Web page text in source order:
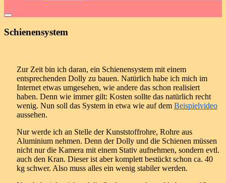
Schienensystem
Zur Zeit bin ich daran, ein Schienensystem mit einem
entsprechenden Dolly zu bauen. Natürlich habe ich mich im
Internet etwas umgesehen, wie andere das schon realisiert
haben. Denn wie immer gilt: Kosten sollte das natürlich recht
wenig. Nun soll das System in etwa wie auf dem Beispielvideo
aussehen.
Nur werde ich an Stelle der Kunststoffrohre, Rohre aus
Aluminium nehmen. Denn der Dolly und die Schienen müssen
nicht nur die Kamera mit einem Stativ aufnehmen, sondern evtl.
auch den Kran. Dieser ist aber komplett bestückt schon ca. 40
kg schwer. Also muss alles ein wenig stabiler werden.